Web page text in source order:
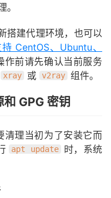
搭建代理环境，也可以
CentOS、Ubuntu、
作前请先确认当前服务
xray 或 v2ray 组件。
GPG 密钥
清理当初为了安装它而
apt update
时，系统